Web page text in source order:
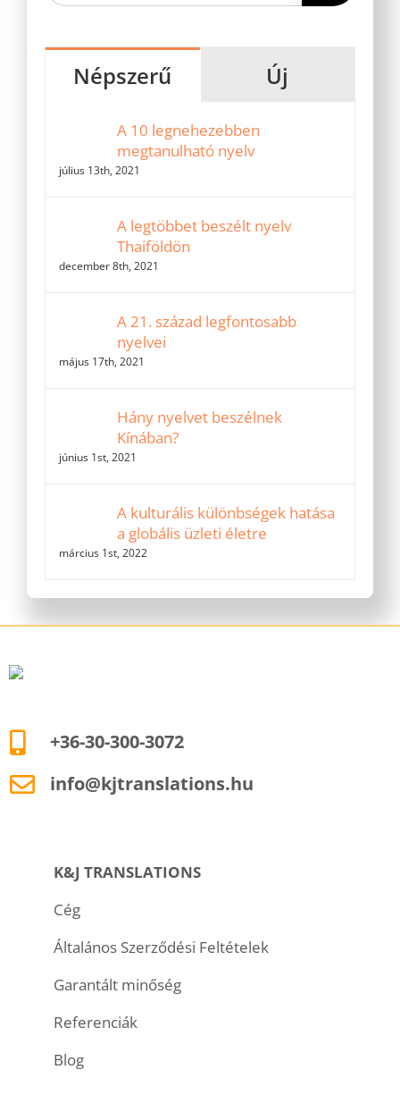
Népszerű Új
A 10 legnehezebben
megtanulható nyelv
július 13th, 2021
A legtöbbet beszélt nyelv
Thaiföldön
december 8th, 2021
A 21. század legfontosabb
nyelvei
május 17th, 2021
Hány nyelvet beszélnek
Kínában?
június 1st, 2021
A kulturális különbségek hatása
a globális üzleti életre
március 1st, 2022
+36-30-300-3072
info@kjtranslations.hu
K&J TRANSLATIONS
Cég
Általános Szerződési Feltételek
Garantált minőség
Referenciák
Blog